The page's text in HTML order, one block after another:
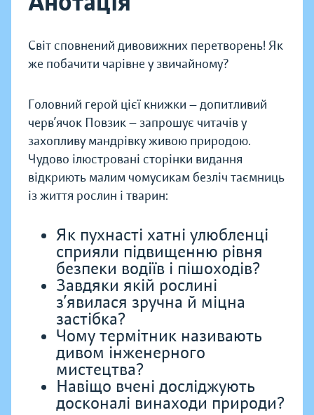
Світ сповнений дивовижних перетворень! Як
же побачити чарівне у звичайному?
Головний герой цієї книжки — допитливий
черв’ячок Повзик — запрошує читачів у
захопливу мандрівку живою природою.
Чудово ілюстровані сторінки видання
відкриють малим чомусикам безліч таємниць
із життя рослин і тварин:
Як пухнасті хатні улюбленці
сприяли підвищенню рівня
безпеки водіїв і пішоходів?
Завдяки якій рослині
з’явилася зручна й міцна
застібка?
Чому термітник називають
дивом інженерного
мистецтва?
Навіщо вчені досліджують
досконалі винаходи природи?